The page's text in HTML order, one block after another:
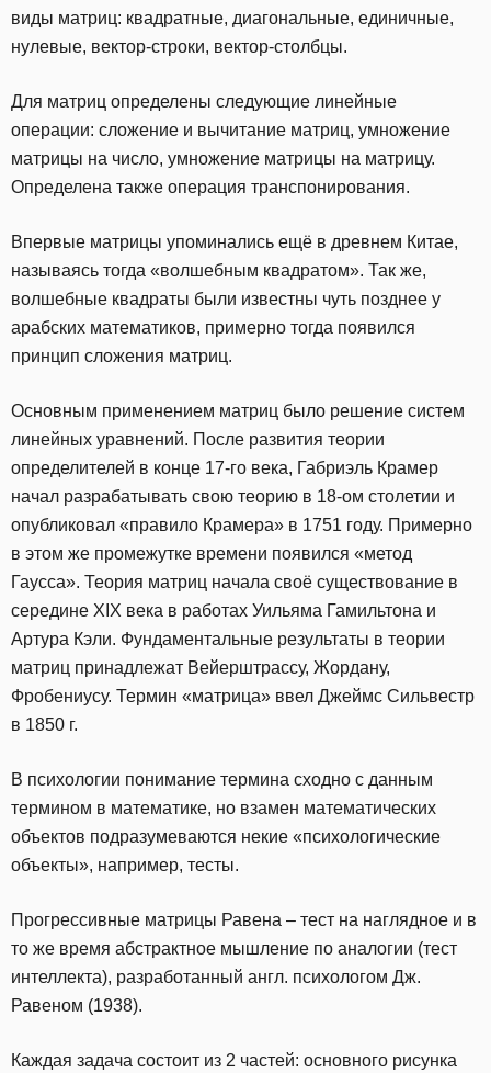
виды матриц: квадратные, диагональные, единичные,
нулевые, вектор-строки, вектор-столбцы.
Для матриц определены следующие линейные
операции: сложение и вычитание матриц, умножение
матрицы на число, умножение матрицы на матрицу.
Определена также операция транспонирования.
Впервые матрицы упоминались ещё в древнем Китае,
называясь тогда «волшебным квадратом». Так же,
волшебные квадраты были известны чуть позднее у
арабских математиков, примерно тогда появился
принцип сложения матриц.
Основным применением матриц было решение систем
линейных уравнений. После развития теории
определителей в конце 17-го века, Габриэль Крамер
начал разрабатывать свою теорию в 18-ом столетии и
опубликовал «правило Крамера» в 1751 году. Примерно
в этом же промежутке времени появился «метод
Гаусса». Теория матриц начала своё существование в
середине XIX века в работах Уильяма Гамильтона и
Артура Кэли. Фундаментальные результаты в теории
матриц принадлежат Вейерштрассу, Жордану,
Фробениусу. Термин «матрица» ввел Джеймс Сильвестр
в 1850 г.
В психологии понимание термина сходно с данным
термином в математике, но взамен математических
объектов подразумеваются некие «психологические
объекты», например, тесты.
Прогрессивные матрицы Равена – тест на наглядное и в
то же время абстрактное мышление по аналогии (тест
интеллекта), разработанный англ. психологом Дж.
Равеном (1938).
Каждая задача состоит из 2 частей: основного рисунка